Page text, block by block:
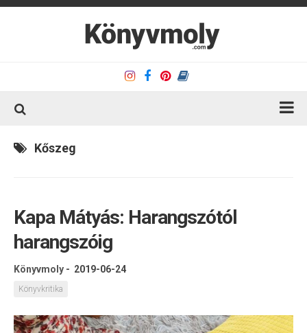
Kapcsolat
Olvasó sarok
Könyveim
Rólam
Kőszeg
Kapa Mátyás: Harangszótól
harangszóig
Könyvmoly - 2019-06-24
Könyvkritika